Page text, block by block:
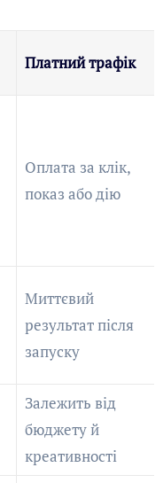
Платний трафік
Оплата за клік,
показ або дію
Миттєвий
результат після
запуску
Залежить від
бюджету й
креативності